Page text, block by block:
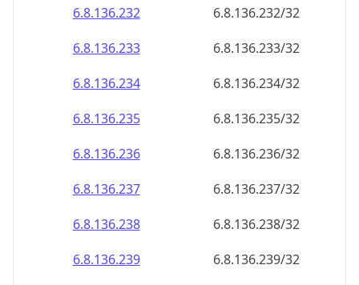
6.8.136.232
6.8.136.232/32
6.8.136.233
6.8.136.233/32
6.8.136.234
6.8.136.234/32
6.8.136.235
6.8.136.235/32
6.8.136.236
6.8.136.236/32
6.8.136.237
6.8.136.237/32
6.8.136.238
6.8.136.238/32
6.8.136.239
6.8.136.239/32